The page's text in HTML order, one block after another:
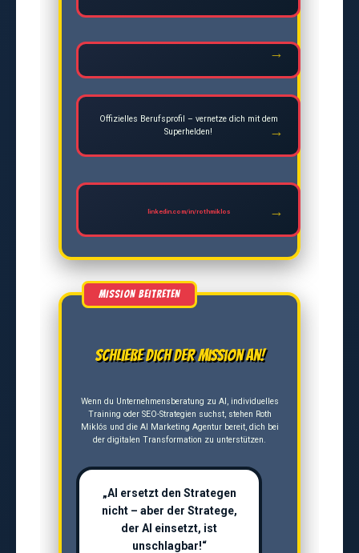
Offizielles Berufsprofil – vernetze dich mit dem
Superhelden!
linkedin.com/in/rothmiklos
Schließe dich der Mission an!
Wenn du Unternehmensberatung zu AI, individuelles
Training oder SEO-Strategien suchst, stehen Roth
Miklós und die AI Marketing Agentur bereit, dich bei
der digitalen Transformation zu unterstützen.
„AI ersetzt den Strategen
nicht – aber der Stratege,
der AI einsetzt, ist
unschlagbar!“